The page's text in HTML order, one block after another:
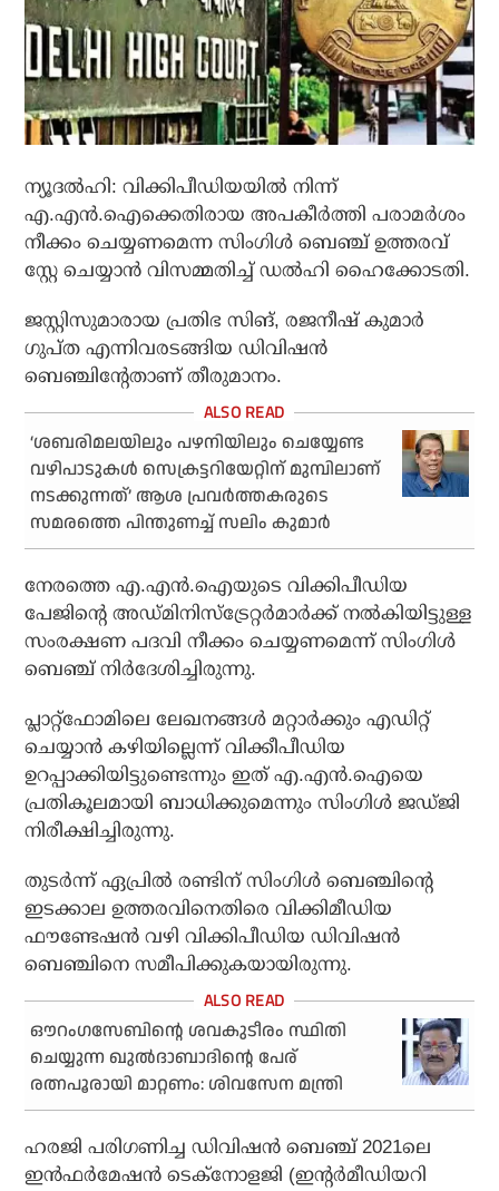
ന്യൂദല്‍ഹി: വിക്കിപീഡിയയില്‍ നിന്ന്
എ.എന്‍.ഐക്കെതിരായ അപകീര്‍ത്തി പരാമര്‍ശം
നീക്കം ചെയ്യണമെന്ന സിംഗിള്‍ ബെഞ്ച് ഉത്തരവ്
സ്റ്റേ ചെയ്യാന്‍ വിസമ്മതിച്ച് ഡല്‍ഹി ഹൈക്കോടതി.
ജസ്റ്റിസുമാരായ പ്രതിഭ സിങ്, രജനീഷ് കുമാര്‍
ഗുപ്ത എന്നിവരടങ്ങിയ ഡിവിഷന്‍
ബെഞ്ചിന്റേതാണ് തീരുമാനം.
‘ശബരിമലയിലും പഴനിയിലും ചെയ്യേണ്ട
വഴിപാടുകള്‍ സെക്രട്ടറിയേറ്റിന് മുമ്പിലാണ്
നടക്കുന്നത്’ ആശ പ്രവര്‍ത്തകരുടെ
സമരത്തെ പിന്തുണച്ച് സലിം കുമാര്‍
നേരത്തെ എ.എന്‍.ഐയുടെ വിക്കിപീഡിയ
പേജിന്റെ അഡ്മിനിസ്ട്രേറ്റര്‍മാര്‍ക്ക് നല്‍കിയിട്ടുള്ള
സംരക്ഷണ പദവി നീക്കം ചെയ്യണമെന്ന് സിംഗിള്‍
ബെഞ്ച് നിര്‍ദേശിച്ചിരുന്നു.
പ്ലാറ്റ്ഫോമിലെ ലേഖനങ്ങള്‍ മറ്റാര്‍ക്കും എഡിറ്റ്
ചെയ്യാന്‍ കഴിയില്ലെന്ന് വിക്കീപീഡിയ
ഉറപ്പാക്കിയിട്ടുണ്ടെന്നും ഇത് എ.എന്‍.ഐയെ
പ്രതികൂലമായി ബാധിക്കുമെന്നും സിംഗിള്‍ ജഡ്ജി
നിരീക്ഷിച്ചിരുന്നു.
തുടര്‍ന്ന് ഏപ്രില്‍ രണ്ടിന് സിംഗിള്‍ ബെഞ്ചിന്റെ
ഇടക്കാല ഉത്തരവിനെതിരെ വിക്കിമീഡിയ
ഫൗണ്ടേഷന്‍ വഴി വിക്കിപീഡിയ ഡിവിഷന്‍
ബെഞ്ചിനെ സമീപിക്കുകയായിരുന്നു.
ഔറംഗസേബിന്റെ ശവകുടീരം സ്ഥിതി
ചെയ്യുന്ന ഖുൽദാബാദിന്റെ പേര്
രത്നപൂരായി മാറ്റണം: ശിവസേന മന്ത്രി
ഹരജി പരിഗണിച്ച ഡിവിഷന്‍ ബെഞ്ച് 2021ലെ
ഇന്‍ഫര്‍മേഷന്‍ ടെക്നോളജി (ഇന്റര്‍മീഡിയറി